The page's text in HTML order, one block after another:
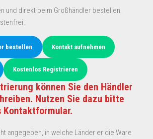
und direkt beim Großhändler bestellen.
bestellen Kontakt aufnehmen
Kostenlos Registrieren
können Sie den Händler
Nutzen Sie dazu bitte
Kontaktformular.
angegeben, in welche Länder er die Ware